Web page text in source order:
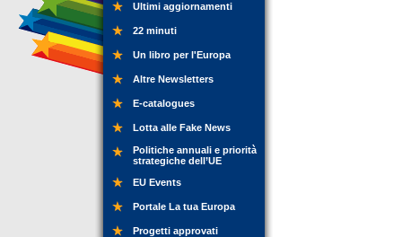
Ultimi aggiornamenti
22 minuti
Un libro per l'Europa
Altre Newsletters
E-catalogues
Lotta alle Fake News
Politiche annuali e priorità
strategiche dell’UE
EU Events
Portale La tua Europa
Progetti approvati